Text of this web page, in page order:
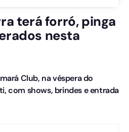
terá forró, pinga
nesta
Club, na véspera do
com shows, brindes e entrada